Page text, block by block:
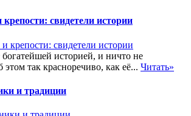
свидетели истории
историей, и ничто не
этом так красноречиво, как её... Читать»
и традиции